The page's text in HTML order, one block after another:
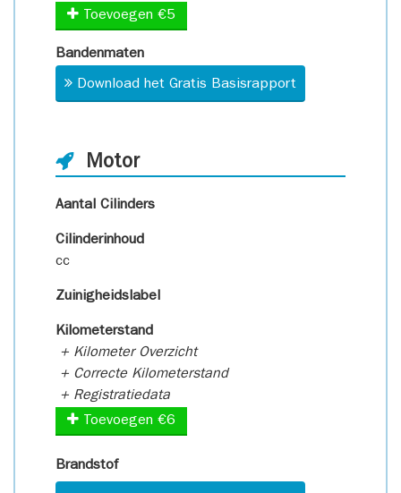
Toevoegen €5
Bandenmaten
Download het Gratis Basisrapport
Motor
Aantal Cilinders
Cilinderinhoud
cc
Zuinigheidslabel
Kilometerstand
+ Kilometer Overzicht
+ Correcte Kilometerstand
+ Registratiedata
Toevoegen €6
Brandstof